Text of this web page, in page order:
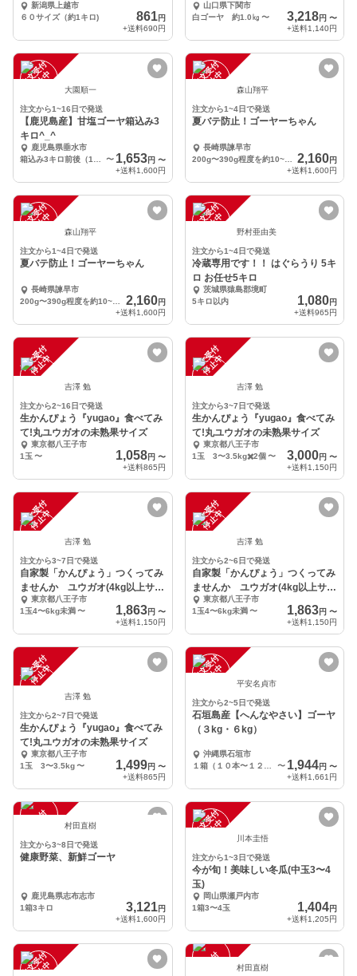
新潟県上越市
６０サイズ（約1キロ)
861円
+送料690円
山口県下関市
白ゴーヤ 約1.0㎏ 〜 3,218円 〜
+送料1,140円
注
文
受
付
停
止
中 大園順一
注文から1~16日で発送
【鹿児島産】甘塩ゴーヤ箱込み3
キロ^_^
鹿児島県垂水市
〜 1,653円 〜
+送料1,600円
注
文
受
付
停
止
中 森山翔平
注文から1~4日で発送
夏バテ防止！ゴーヤーちゃん
長崎県諫早市
200g〜390g程度を約10~13本+めちゃ曲がりゴーヤー
2,160円
+送料1,600円
注
文
受
付
停
止
中 森山翔平
注文から1~4日で発送
夏バテ防止！ゴーヤーちゃん
長崎県諫早市
2,160円
+送料1,600円
注
文
受
付
停
止
中 野村亜由美
注文から1~4日で発送
冷蔵専用です！！ はぐらうり 5キ
ロ お任せ5キロ
茨城県猿島郡境町
5キロ以内
1,080円
+送料965円
注
文
受
付
停
止
中
吉澤 勉
注文から2~16日で発送
生かんぴょう『yugao』食べてみ
て!丸ユウガオの未熟果サイズ
東京都八王子市
1玉 〜 1,058円 〜
+送料865円
注
文
受
付
停
止
中
吉澤 勉
注文から3~7日で発送
生かんぴょう『yugao』食べてみ
て!丸ユウガオの未熟果サイズ
東京都八王子市
1玉 3〜3.5kg✖️2個 〜 3,000円 〜
+送料1,150円
注
文
受
付
停
止
中
吉澤 勉
注文から3~7日で発送
自家製「かんぴょう」つくってみ
ませんか ユウガオ(4kg以上サイ
ズ)東京都八王子市
1玉4〜6kg未満〜 1,863円 〜
+送料1,150円
注
文
受
付
停
止
中
吉澤 勉
注文から2~6日で発送
自家製「かんぴょう」つくってみ
ませんか ユウガオ(4kg以上サイ
ズ)東京都八王子市
1玉4〜6kg未満 〜 1,863円 〜
+送料1,150円
注
文
受
付
停
止
中
吉澤 勉
注文から2~7日で発送
生かんぴょう『yugao』食べてみ
て!丸ユウガオの未熟果サイズ
東京都八王子市
1玉 3〜3.5kg〜 1,499円 〜
+送料865円
注
文
受
付
停
止
中 平安名貞市
注文から2~5日で発送
石垣島産【へんなやさい】ゴーヤ
（３kg・６kg）
沖縄県石垣市
〜 1,944円 〜
+送料1,661円
注
文
受
付
停
止 村田直樹
注文から3~8日で発送
健康野菜、新鮮ゴーヤ
鹿児島県志布志市
1箱3キロ
3,121円
+送料1,600円
注
文
受
付
停
止
中 川本圭悟
注文から1~3日で発送
今が旬！美味しい冬瓜(中玉3〜4
玉)
岡山県瀬戸内市
1箱3〜4玉
1,404円
+送料1,205円
注
文
受
付
停
止
中 注
文
受
付
停
止 村田直樹